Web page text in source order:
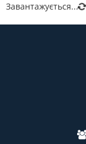
Завантажується...